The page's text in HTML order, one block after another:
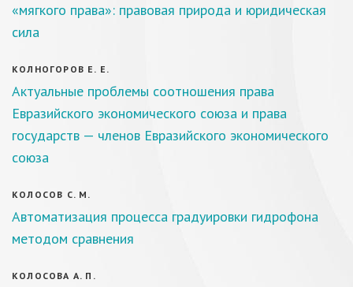
«мягкого права»: правовая природа и юридическая
сила
КОЛНОГОРОВ Е. Е.
Актуальные проблемы соотношения права
Евразийского экономического союза и права
государств — членов Евразийского экономического
союза
КОЛОСОВ С. М.
Автоматизация процесса градуировки гидрофона
методом сравнения
КОЛОСОВА А. П.